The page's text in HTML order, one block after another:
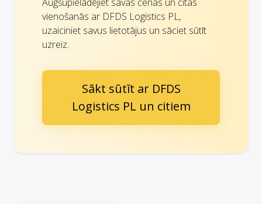
Augšupielādējiet savas cenas un citas
vienošanās ar DFDS Logistics PL,
uzaiciniet savus lietotājus un sāciet sūtīt
uzreiz.
Sākt sūtīt ar DFDS
Logistics PL un citiem